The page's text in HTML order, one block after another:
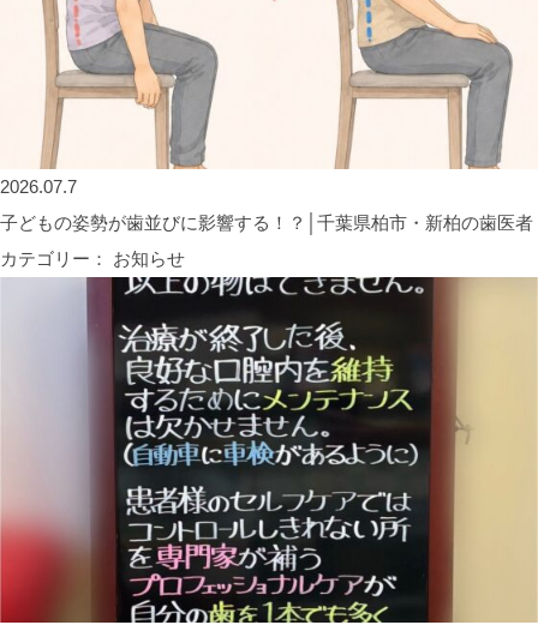
2026.07.7
子どもの姿勢が歯並びに影響する！？│千葉県柏市・新柏の歯医者
カテゴリー： お知らせ